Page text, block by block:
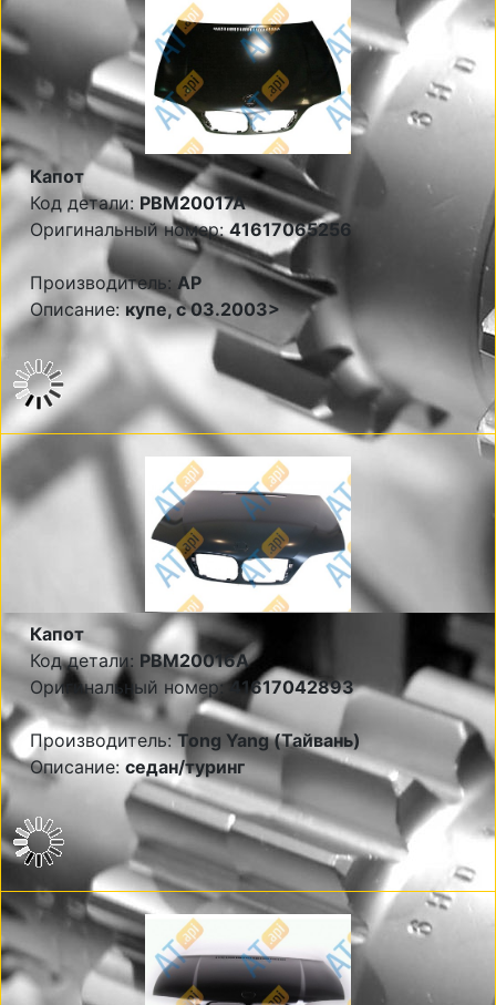
Капот
Код детали: PBM20017A
Оригинальный номер:41617065256
Производитель: AP
Описание:купе, с 03.2003>
Капот
Код детали: PBM20016A
Оригинальный номер:41617042893
Производитель:Tong Yang (Тайвань)
Описание: седан/туринг